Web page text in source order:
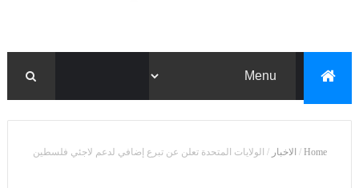
Home
/ الاخبار / الولايات المتحدة تعلن عن تبرع إضافي لدعم لاجئي فلسطين